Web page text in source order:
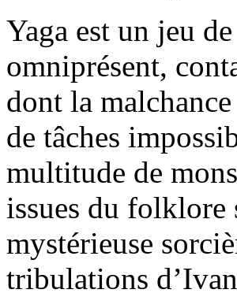
Yaga est un jeu
omniprésent,
dont la
de tâches
multitude de
issues du folklore
mystérieuse
tribulations